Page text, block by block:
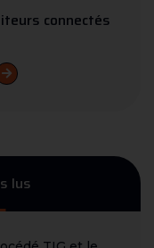
connectés
lus